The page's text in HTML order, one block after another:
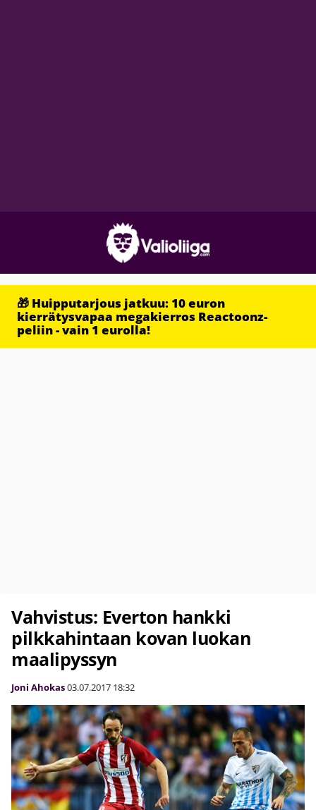
🎁 Huipputarjous jatkuu: 10 euron
kierrätysvapaa megakierros Reactoonz-
peliin - vain 1 eurolla!
Vahvistus: Everton hankki
pilkkahintaan kovan luokan
maalipyssyn
Joni Ahokas03.07.2017 18:32